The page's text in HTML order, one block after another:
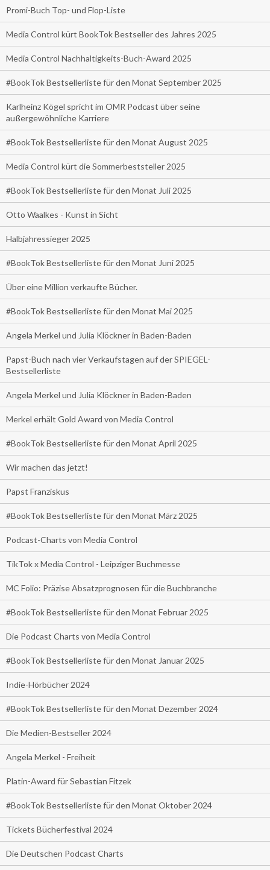
Promi-Buch Top- und Flop-Liste
Media Control kürt BookTok Bestseller des Jahres 2025
Media Control Nachhaltigkeits-Buch-Award 2025
#BookTok Bestsellerliste für den Monat September 2025
Karlheinz Kögel spricht im OMR Podcast über seine
außergewöhnliche Karriere
#BookTok Bestsellerliste für den Monat August 2025
Media Control kürt die Sommerbeststeller 2025
#BookTok Bestsellerliste für den Monat Juli 2025
Otto Waalkes - Kunst in Sicht
Halbjahressieger 2025
#BookTok Bestsellerliste für den Monat Juni 2025
Über eine Million verkaufte Bücher.
#BookTok Bestsellerliste für den Monat Mai 2025
Angela Merkel und Julia Klöckner in Baden-Baden
Papst-Buch nach vier Verkaufstagen auf der SPIEGEL-
Bestsellerliste
Angela Merkel und Julia Klöckner in Baden-Baden
Merkel erhält Gold Award von Media Control
#BookTok Bestsellerliste für den Monat April 2025
Wir machen das jetzt!
Papst Franziskus
#BookTok Bestsellerliste für den Monat März 2025
Podcast-Charts von Media Control
TikTok x Media Control - Leipziger Buchmesse
MC Folio: Präzise Absatzprognosen für die Buchbranche
#BookTok Bestsellerliste für den Monat Februar 2025
Die Podcast Charts von Media Control
#BookTok Bestsellerliste für den Monat Januar 2025
Indie-Hörbücher 2024
#BookTok Bestsellerliste für den Monat Dezember 2024
Die Medien-Bestseller 2024
Angela Merkel - Freiheit
Platin-Award für Sebastian Fitzek
#BookTok Bestsellerliste für den Monat Oktober 2024
Tickets Bücherfestival 2024
Die Deutschen Podcast Charts